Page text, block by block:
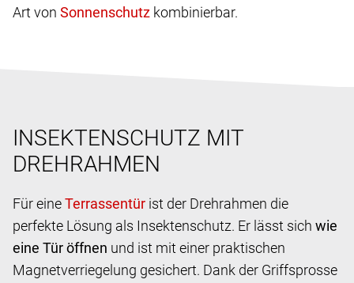
Art von
kombinierbar.
INSEKTENSCHUTZ MIT
DREHRAHMEN
Für eine
ist der Drehrahmen die
perfekte Lösung als Insektenschutz. Er lässt sich wie
eine Tür öffnen und ist mit einer praktischen
Magnetverriegelung gesichert. Dank der Griffsprosse